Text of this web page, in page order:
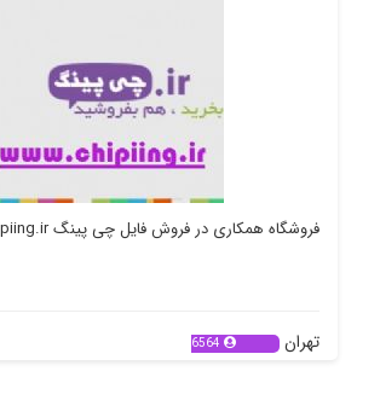
فروشگاه همکاری در فروش فایل چی پینگ https://chipiing.ir
تهران 6564